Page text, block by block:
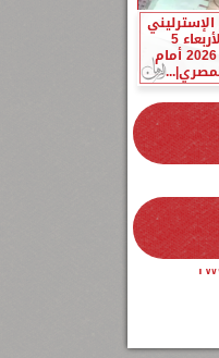
اليوم الأربعاء 5
أغسطس 2026 أمام